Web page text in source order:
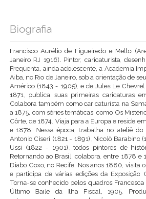
Biografia
Francisco Aurélio de Figueiredo e Mello
Janeiro RJ 1916). Pintor, caricaturista,
Freqüenta, ainda adolescente, a Academia
Aiba, no Rio de Janeiro, sob a orientação de
Américo (1843 - 1905), e de Jules Le
1871, publica suas primeiras caricaturas
Colabora também como caricaturista na
a 1875, com séries temáticas, como Os
Côrte, de 1874. Viaja para a Europa e reside
e 1878. Nessa época, trabalha no ateliê
Antonio Ciseri (1821 - 1891), Nicolò Barabino
Ussi (1822 - 1901), todos pintores de
Retornando ao Brasil, colabora, entre 1878 e
Diabo Coxo, no Recife. Nos anos 1880, visita
e participa de várias edições da Exposição
Torna-se conhecido pelos quadros
Último Baile da Ilha Fiscal, 1905.